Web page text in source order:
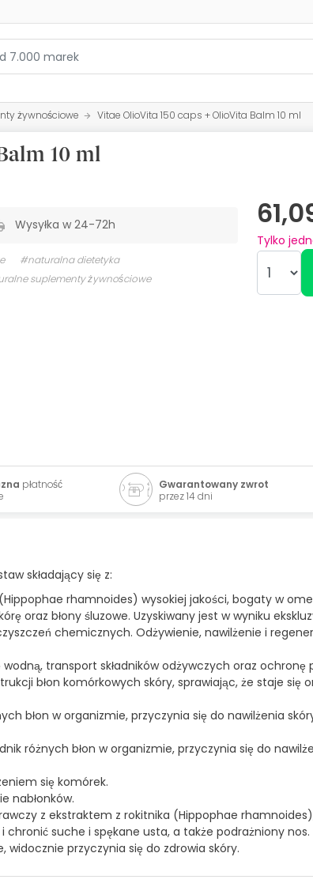
żywnościowe Vitae OlioVita 150 caps + OlioVita Balm 10 ml
10 ml
Tylko
Wysyłka w 24-72h
#naturalna dietetyka
suplementy żywnościowe
płatność
Gwarantowany zwrot
przez 14 dni
składający się z:
(Hippophae rhamnoides) wysokiej jakości, bogaty w
oraz błony śluzowe. Uzyskiwany jest w wyniku
chemicznych. Odżywienie, nawilżenie i
transport składników odżywczych oraz
błon komórkowych skóry, sprawiając, że staje się
błon w organizmie, przyczynia się do nawilżenia
różnych błon w organizmie, przyczynia się do
się komórek.
nabłonków.
z ekstraktem z rokitnika (Hippophae
suche i spękane usta, a także podrażniony
przyczynia się do zdrowia skóry.